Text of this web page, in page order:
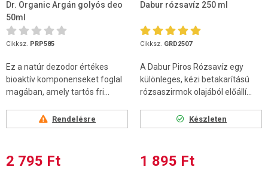
Dr. Organic Argán golyós deo
50ml
Cikksz. PRP585
Ez a natúr dezodor értékes
bioaktív komponenseket foglal
magában, amely tartós fri...
Rendelésre
2 795 Ft
Dabur rózsavíz 250 ml
Cikksz. GRD2507
A Dabur Piros Rózsavíz egy
különleges, kézi betakarítású
rózsaszirmok olajából előállí...
Készleten
1 895 Ft